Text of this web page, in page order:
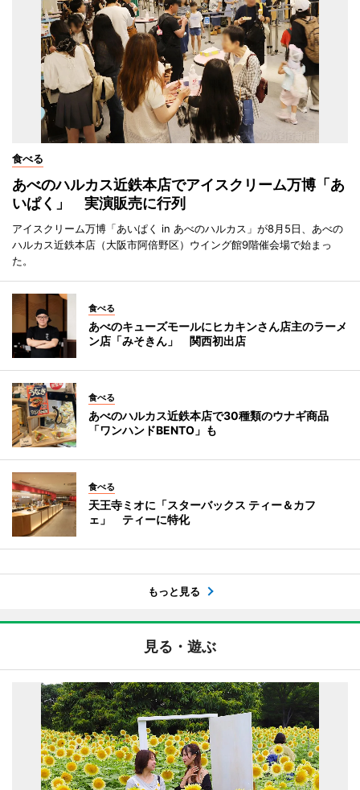
食べる
あべのハルカス近鉄本店でアイスクリーム万博「あ
いぱく」 実演販売に行列
アイスクリーム万博「あいぱく in あべのハルカス」が8月5日、あべの
ハルカス近鉄本店（大阪市阿倍野区）ウイング館9階催会場で始まっ
た。
食べる
あべのキューズモールにヒカキンさん店主のラーメ
ン店「みそきん」 関西初出店
食べる
あべのハルカス近鉄本店で30種類のウナギ商品
「ワンハンドBENTO」も
食べる
天王寺ミオに「スターバックス ティー＆カフ
ェ」 ティーに特化
もっと見る
見る・遊ぶ